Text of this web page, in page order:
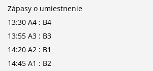
Zápasy o umiestnenie
13:30 A4 : B4
13:55 A3 : B3
14:20 A2 : B1
14:45 A1 : B2